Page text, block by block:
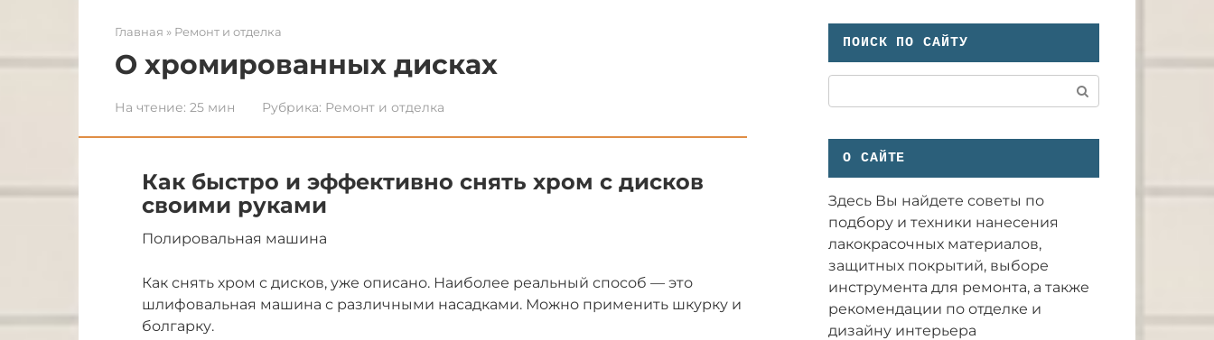
Главная » Ремонт и отделка
О хромированных дисках
На чтение: 25 мин Рубрика: Ремонт и отделка
Как быстро и эффективно снять хром с дисков
своими руками
Полировальная машина
Как снять хром с дисков, уже описано. Наиболее реальный способ — это
шлифовальная машина с различными насадками. Можно применить шкурку и
болгарку.
ПОИСК ПО САЙТУ
О САЙТЕ
Здесь Вы найдете советы по
подбору и техники нанесения
лакокрасочных материалов,
защитных покрытий, выборе
инструмента для ремонта, а также
рекомендации по отделке и
дизайну интерьера